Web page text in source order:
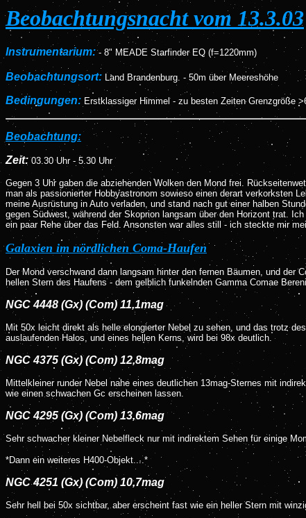
Beobachtungsnacht vom 13.3.03
Instrumentarium: - 8" MEADE Starfinder EQ (f=1220mm)
Beobachtungsort: Land Brandenburg. - 50m über Meereshöhe
Bedingungen: Erstklassiger Himmel - zu besten Zeiten Grenzgröße
Beobachtung:
Zeit: 03.30 Uhr - 5.30 Uhr
Gegen 3 Uhr gaben die abziehenden Wolken den Mond frei.
man als passionierter Hobbyastronom sowieso einen derart verkorksten
meine Ausrüstung in Auto verladen, und stand nach gut einer halben
gegen Südwest, während der Skoprion langsam über den Horizont trat.
ein paar Rehe über das Feld. Ansonsten war alles still - ich steckte mir
Galaxien im nördlichen Coma-Haufen
Der Mond verschwand dann langsam hinter den fernen Bäumen, und
hellen Stern des Haufens - dem gelblich funkelnden Gamma Comae
NGC 4448 (Gx) (Com) 11,1mag
Mit 50x leicht direkt als helle elongierter Nebel zu sehen, und das trotz
auslaufenden Halos, und eines hellen Kerns, wird bei 98x deutlich.
NGC 4375 (Gx) (Com) 12,8mag
Mittelkleiner runder Nebel nahe eines deutlichen 13mag-Sternes mit
wie einen schwachen Gc erscheinen lassen.
NGC 4295 (Gx) (Com) 13,6mag
Sehr schwacher kleiner Nebelfleck nur mit indirektem Sehen für einige
*Dann ein weiteres H400-Objekt....*
NGC 4251 (Gx) (Com) 10,7mag
Sehr hell bei 50x sichtbar, aber erscheint fast wie ein heller Stern mit